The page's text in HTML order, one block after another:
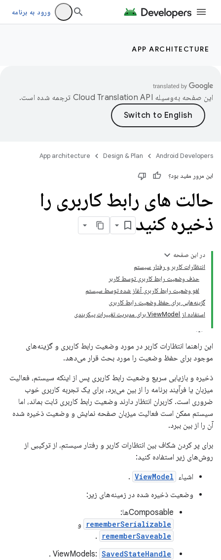
ورود به برنامه
APP ARCHITECTURE
این صفحه به‌وسیله ترجمه شده است.
Android Developers
Design & Plan
App architecture
این مرور مفید بود؟
حالت های رابط کاربری را
ذخیره کنید
در این صفحه
انتظارات کاربر و رفتار سیستم
حذف وضعیت رابط کاربری توسط کاربر
لغو وضعیت رابط کاربری آغاز شده توسط سیستم
گزینه‌هایی برای حفظ وضعیت رابط کاربری
استفاده از ViewModel برای مدیریت تغییرات پیکربندی
این راهنما انتظارات کاربر در مورد وضعیت رابط کاربری و گزینه‌های
موجود برای حفظ وضعیت را مورد بحث قرار می‌دهد.
ذخیره و بازیابی سریع وضعیت رابط کاربری پس از اینکه سیستم، فعالیت
میزبان یا فرآیند برنامه را از بین می‌برد، برای یک تجربه کاربری خوب
ضروری است. کاربران انتظار دارند وضعیت رابط کاربری ثابت بماند، اما
سیستم ممکن است فعالیت میزبان صفحه نمایش و وضعیت ذخیره شده
آن را از بین ببرد.
برای پر کردن شکاف بین انتظارات کاربر و رفتار سیستم، از ترکیبی از
روش‌های زیر استفاده کنید:
اشیاء ViewModel
.
وضعیت ذخیره شده در زمینه‌های زیر:
Composableها:
rememberSerializable و
rememberSaveable
.
ViewModels: SavedStateHandle
.